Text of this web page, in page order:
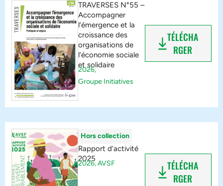
TRAVERSES N°55 –
Accompagner
l’émergence et la
croissance des
organisations de
l’économie sociale
et solidaire
2026,
Groupe Initiatives
TÉLÉCHA
RGER
Hors collection
Rapport d’activité
2025
2026,AVSF
TÉLÉCHA
RGER